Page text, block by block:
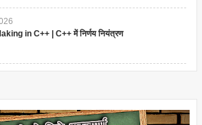
in C++ | C++ में निर्णय नियंत्रण